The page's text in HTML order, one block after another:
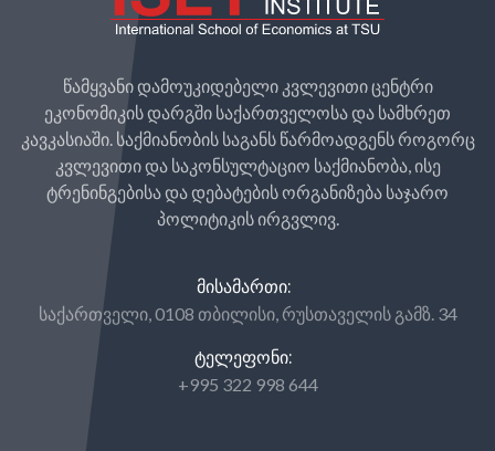
წამყვანი დამოუკიდებელი კვლევითი ცენტრი
ეკონომიკის დარგში საქართველოსა და სამხრეთ
კავკასიაში. საქმიანობის საგანს წარმოადგენს როგორც
კვლევითი და საკონსულტაციო საქმიანობა, ისე
ტრენინგებისა და დებატების ორგანიზება საჯარო
პოლიტიკის ირგვლივ.
ᲛᲘᲡᲐᲛᲐᲠᲗᲘ:
საქართველი, 0108 თბილისი, რუსთაველის გამზ. 34
ᲢᲔᲚᲔᲤᲝᲜᲘ:
+995 322 998 644